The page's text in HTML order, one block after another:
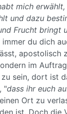
mich
und dazu
Frucht bringt
immer du dich
apostolisch
im
sein, dort ist
"dass ihr euch
Ort zu
ist. Doch die